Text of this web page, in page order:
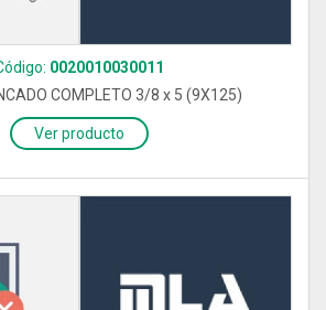
0020010030011
COMPLETO 3/8 x 5 (9X125)
Ver producto